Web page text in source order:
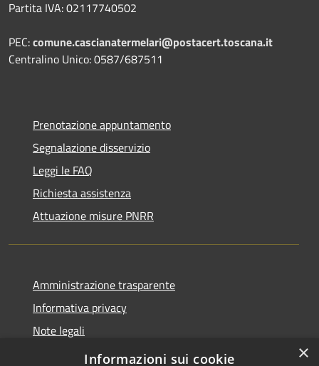
Partita IVA: 02117740502
PEC:comune.cascianatermelari@postacert.toscana.it
Centralino Unico: 0587/687511
Prenotazione appuntamento
Segnalazione disservizio
Leggi le FAQ
Richiesta assistenza
Attuazione misure PNRR
Amministrazione trasparente
Informativa privacy
Note legali
Dichiarazione di accessibilità
×
Informazioni sui cookie